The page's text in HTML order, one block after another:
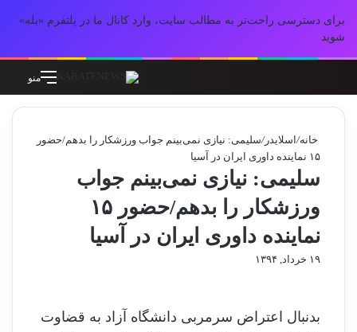
برای دسترسی راحت‌تر به مطالب سایت، وارد کانال ما در پلتفرم «بله»
شوید
منو
خانه/اسلایدر/سلیمی: نیازی نمی‌بینم جواب ورزشکار را بدهم/حضور
۱۵ نماینده داوری ایران در آسیا
سلیمی: نیازی نمی‌بینم جواب
ورزشکار را بدهم/حضور ۱۵
نماینده داوری ایران در آسیا
۱۹ خرداد, ۱۳۹۴
بدنبال اعتراض سرمربی دانشگاه آزاد به قضاوت